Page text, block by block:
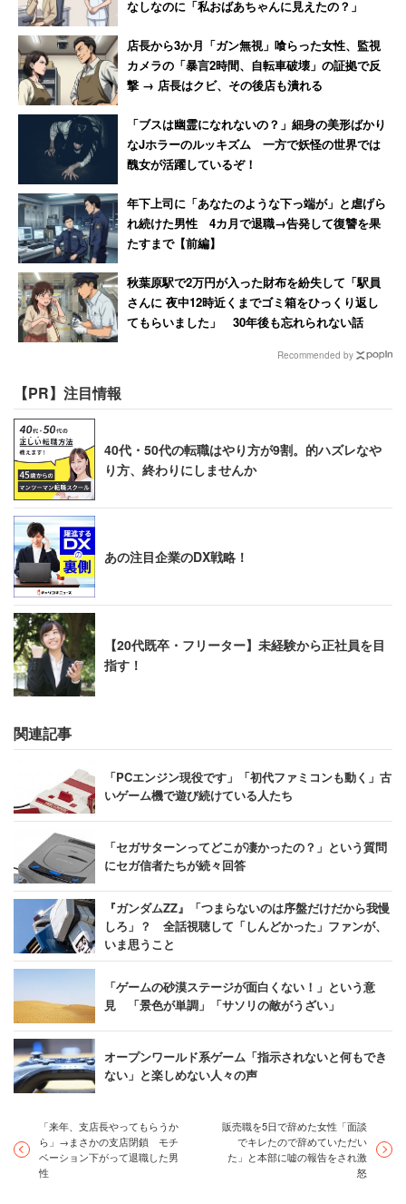
なしなのに「私おばあちゃんに見えたの？」
店長から3か月「ガン無視」喰らった女性、監視
カメラの「暴言2時間、自転車破壊」の証拠で反
撃 → 店長はクビ、その後店も潰れる
「ブスは幽霊になれないの？」細身の美形ばかり
なJホラーのルッキズム 一方で妖怪の世界では
醜女が活躍しているぞ！
年下上司に「あなたのような下っ端が」と虐げら
れ続けた男性 4カ月で退職→告発して復讐を果
たすまで【前編】
秋葉原駅で2万円が入った財布を紛失して「駅員
さんに 夜中12時近くまでゴミ箱をひっくり返し
てもらいました」 30年後も忘れられない話
Recommended by
【PR】注目情報
40代・50代の転職はやり方が9割。的ハズレなや
り方、終わりにしませんか
あの注目企業のDX戦略！
【20代既卒・フリーター】未経験から正社員を目
指す！
関連記事
「PCエンジン現役です」「初代ファミコンも動く」古
いゲーム機で遊び続けている人たち
「セガサターンってどこが凄かったの？」という質問
にセガ信者たちが続々回答
『ガンダムZZ』「つまらないのは序盤だけだから我慢
しろ」？ 全話視聴して「しんどかった」ファンが、
いま思うこと
「ゲームの砂漠ステージが面白くない！」という意
見 「景色が単調」「サソリの敵がうざい」
オープンワールド系ゲーム「指示されないと何もでき
ない」と楽しめない人々の声
「来年、支店長やってもらうか
ら」→まさかの支店閉鎖 モチ
ベーション下がって退職した男
性
販売職を5日で辞めた女性「面談
でキレたので辞めていただい
た」と本部に嘘の報告をされ激
怒